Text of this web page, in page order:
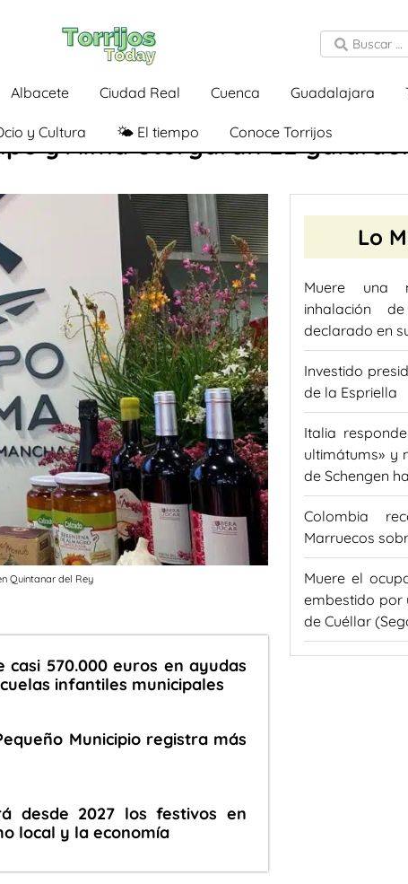
Albacete Ciudad Real Cuenca Guadalajara
y Cultura 🌤️ El tiempo Conoce Torrijos
y Alma otorgarán 22
Quintanar del Rey
570.000 euros en ayudas
infantiles municipales
Municipio registra más
desde 2027 los festivos en
local y la economía
Lo
Muere una
inhalación
declarado en
Investido
de la Espriella
Italia
ultimátums» y
de Schengen
Colombia
Marruecos
Muere el
embestido por
de Cuéllar